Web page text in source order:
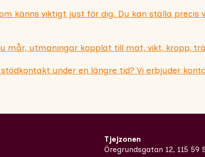
känns viktigt just för dig. Du kan ställa precis
mår, utmaningar kopplat till mat, vikt, kropp,
under en längre tid? Vi erbjuder
Tjejzonen
Öregrundsgatan 12, 115 59